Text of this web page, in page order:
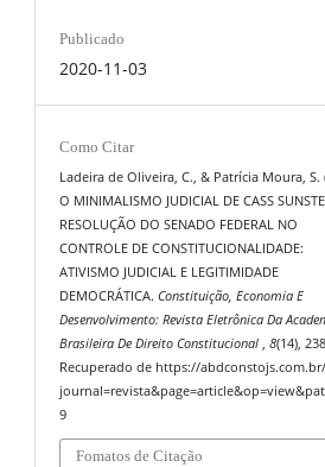
Publicado
2020-11-03
Como Citar
Ladeira de Oliveira, C., & Patrícia Moura, S.
O MINIMALISMO JUDICIAL DE CASS
RESOLUÇÃO DO SENADO FEDERAL NO
CONTROLE DE CONSTITUCIONALIDADE:
ATIVISMO JUDICIAL E LEGITIMIDADE
DEMOCRÁTICA.Constituição, Economia E
Desenvolvimento: Revista Eletrônica Da
Brasileira De Direito Constitucional,8(14),
Recuperado de https://
9
Fomatos de Citação